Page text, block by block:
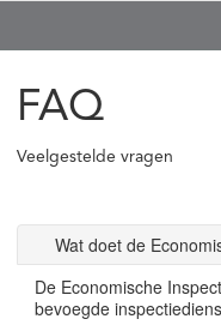
FAQ
Veelgestelde vragen
Wat doet de
De Economische
bevoegde